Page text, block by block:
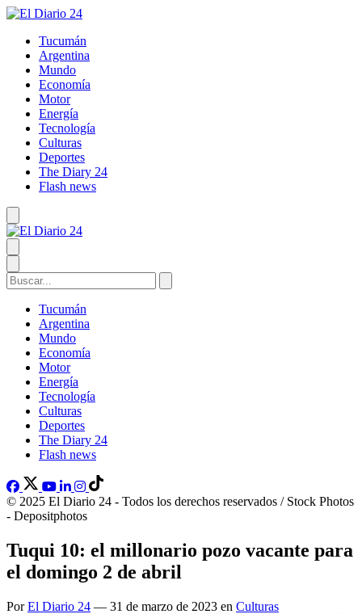
Tucumán
Argentina
Mundo
Economía
Motor
Energía
Tecnología
Culturas
Deportes
The Diary 24
Flash news
Tucumán
Argentina
Mundo
Economía
Motor
Energía
Tecnología
Culturas
Deportes
The Diary 24
Flash news
© 2025 El Diario 24 - Todos los derechos reservados / Stock Photos
- Depositphotos
Tuqui 10: el millonario pozo vacante para
el domingo 2 de abril
PorEl Diario 24 — 31 de marzo de 2023 en Culturas